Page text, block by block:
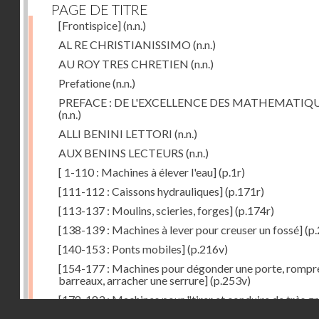
PAGE DE TITRE
[Frontispice](n.n.)
AL RE CHRISTIANISSIMO (n.n.)
AU ROY TRES CHRETIEN (n.n.)
Prefatione(n.n.)
PREFACE : DE L'EXCELLENCE DES
(n.n.)
ALLI BENINI LETTORI (n.n.)
AUX BENINS LECTEURS (n.n.)
[ 1-110 : Machines à élever l'eau](p.1r)
[111-112 : Caissons hydrauliques](p.171r)
[113-137 : Moulins, scieries, forges](p.174r)
[138-139 : Machines à lever pour creuser un fossé]
[140-153 : Ponts mobiles](p.216v)
[154-177 : Machines pour dégonder une porte,
barreaux, arracher une serrure](p.253v)
[178-183 : Machines pour "tirer et conduire de très